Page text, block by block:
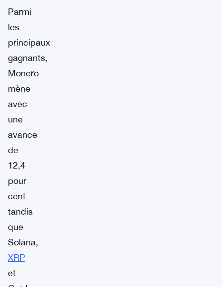
Parmi
les
principaux
gagnants,
Monero
mène
avec
une
avance
de
12,4
pour
cent
tandis
que
Solana,
XRP
et